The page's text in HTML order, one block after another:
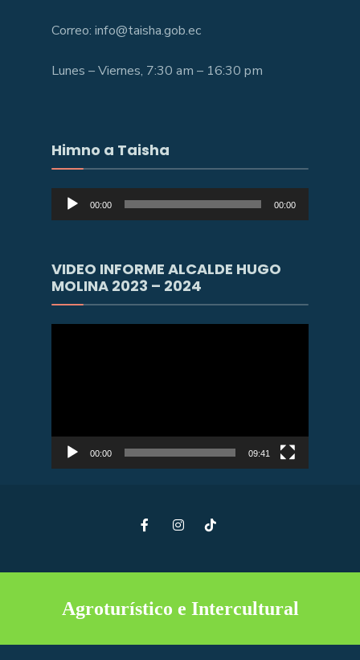
Correo: info@taisha.gob.ec
Lunes – Viernes, 7:30 am – 16:30 pm
Himno a Taisha
Reproductor
de
00:00 00:00
VIDEO INFORME ALCALDE HUGO
MOLINA 2023 – 2024
00:00 09:41
Agroturístico e Intercultural